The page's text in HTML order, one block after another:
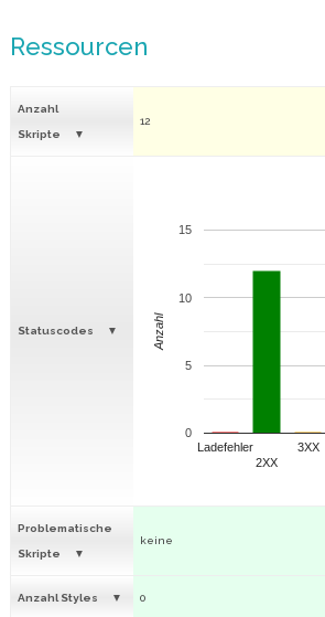
Ressourcen
Anzahl
Skripte
12
Statuscodes
Ladefehler
2XX
3XX
0
5
10
15
Anzahl
Problematische
Skripte
keine
Anzahl Styles 0